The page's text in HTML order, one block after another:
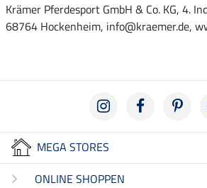
Krämer Pferdesport GmbH & Co. KG, 4.
68764 Hockenheim, info@kraemer.de,
MEGA STORES
ONLINE SHOPPEN